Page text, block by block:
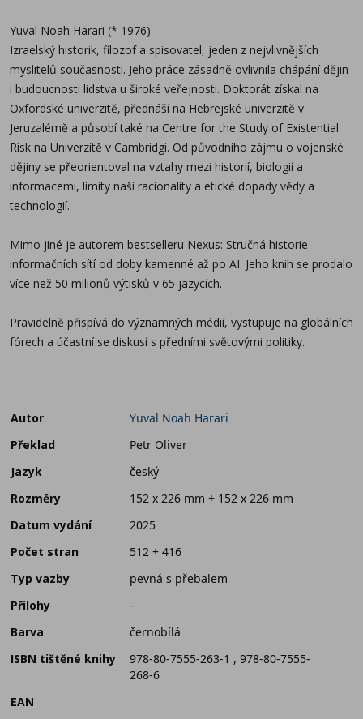
Yuval Noah Harari (* 1976)
Izraelský historik, filozof a spisovatel, jeden z nejvlivnějších
myslitelů současnosti. Jeho práce zásadně ovlivnila chápání dějin
i budoucnosti lidstva u široké veřejnosti. Doktorát získal na
Oxfordské univerzitě, přednáší na Hebrejské univerzitě v
Jeruzalémě a působí také na Centre for the Study of Existential
Risk na Univerzitě v Cambridgi. Od původního zájmu o vojenské
dějiny se přeorientoval na vztahy mezi historií, biologií a
informacemi, limity naší racionality a etické dopady vědy a
technologií.
Mimo jiné je autorem bestselleru Nexus: Stručná historie
informačních sítí od doby kamenné až po AI. Jeho knih se prodalo
více než 50 milionů výtisků v 65 jazycích.
Pravidelně přispívá do významných médií, vystupuje na globálních
fórech a účastní se diskusí s předními světovými politiky.
Autor
Yuval Noah Harari
Překlad
Petr Oliver
Jazyk
český
Rozměry
152 x 226 mm + 152 x 226 mm
Datum vydání
2025
Počet stran
512 + 416
Typ vazby
pevná s přebalem
Přílohy
-
Barva
černobílá
ISBN tištěné knihy
978-80-7555-263-1 , 978-80-7555-
268-6
EAN